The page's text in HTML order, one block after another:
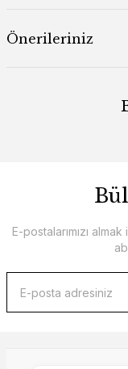
Önerileriniz
E-postalarımızı